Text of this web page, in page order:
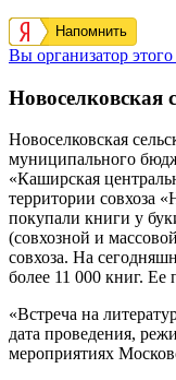
Напомнить
Вы организатор
Новоселковская
Новоселковская
муниципального
«Каширская
территории совхоза
покупали книги у
(совхозной и
совхоза. На
более 11 000 книг. Ее
«Встреча на
дата проведения,
мероприятиях